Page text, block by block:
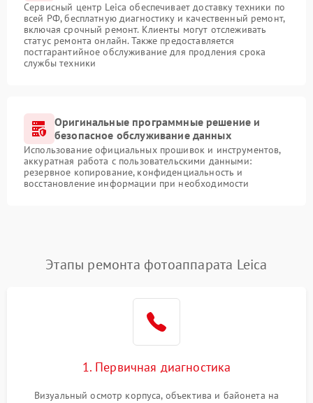
Сервисный центр Leica обеспечивает доставку техники по
всей РФ, бесплатную диагностику и качественный ремонт,
включая срочный ремонт. Клиенты могут отслеживать
статус ремонта онлайн. Также предоставляется
постгарантийное обслуживание для продления срока
службы техники
Оригинальные программные решение и
безопасное обслуживание данных
Использование официальных прошивок и инструментов,
аккуратная работа с пользовательскими данными:
резервное копирование, конфиденциальность и
восстановление информации при необходимости
Этапы ремонта фотоаппарата Leica
1. Первичная диагностика
Визуальный осмотр корпуса, объектива и байонета на